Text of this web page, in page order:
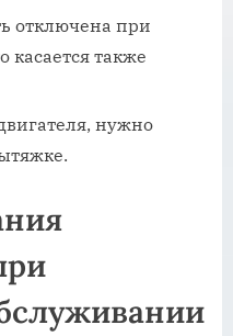
отключена при
касается также
нужно